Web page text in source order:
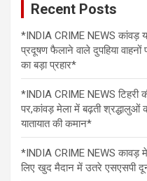
Recent Posts
*INDIA CRIME NEWS कांवड़
प्रदूषण फैलाने वाले दुपहिया
का बड़ा प्रहार*
*INDIA CRIME NEWS
पर,कांवड़ मेला में बढ़ती श्रद्धालुओं
यातायात की कमान*
*INDIA CRIME NEWS
लिए खुद मैदान में उतरे एसएसपी